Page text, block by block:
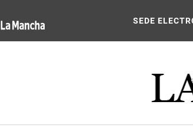
región de SEDE